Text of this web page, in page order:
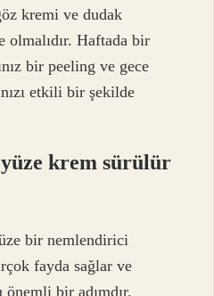
kremi ve dudak
Haftada bir
bir peeling ve gece
etkili bir şekilde
krem sürülür
bir nemlendirici
fayda sağlar ve
bir adımdır.